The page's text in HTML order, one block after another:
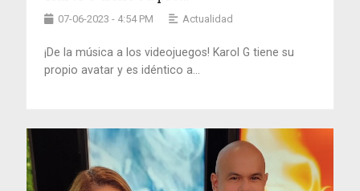
07-06-2023 - 4:54 PM Actualidad
¡De la música a los videojuegos! Karol G tiene su
propio avatar y es idéntico a...